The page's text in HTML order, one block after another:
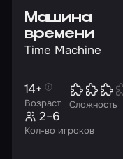
Машина
времени
Time Machine
Возраст
14+
Сложность
Кол-во игроков
2–6